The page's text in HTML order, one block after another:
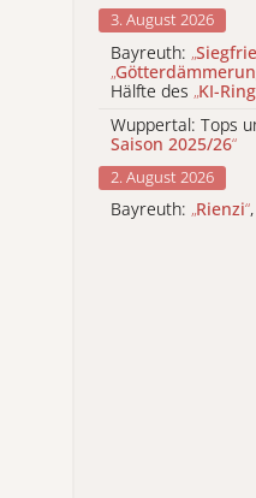
3. August 2026
Bayreuth: „
„
Hälfte des „KI-
Wuppertal: Tops
Saison 2025/26“
2. August 2026
Bayreuth: „Rienzi“